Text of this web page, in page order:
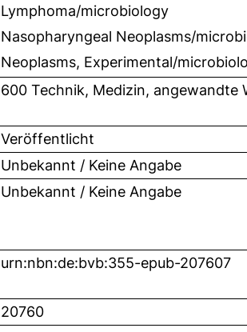
Lymphoma/microbiology
Nasopharyngeal Neoplasms/
Neoplasms, Experimental/
600 Technik, Medizin, angewandte
Veröffentlicht
Unbekannt / Keine Angabe
Unbekannt / Keine Angabe
urn:nbn:de:bvb:355-epub-207607
20760